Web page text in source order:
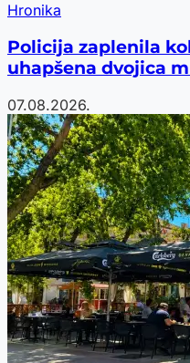
Hronika
Policija zaplenila
uhapšena dvojica
07.08.2026.